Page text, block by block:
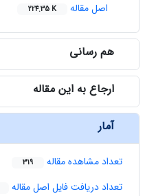
اصل مقاله
224.35 K
هم رسانی
ارجاع به این مقاله
آمار
تعداد مشاهده مقاله 319
تعداد دریافت فایل اصل مقاله